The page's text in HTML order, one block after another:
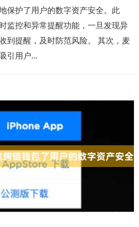
保护了用户的数字资产安全。此
监控和异常提醒功能，一旦发现异
到提醒，及时防范风险。 其次，麦
引用户...